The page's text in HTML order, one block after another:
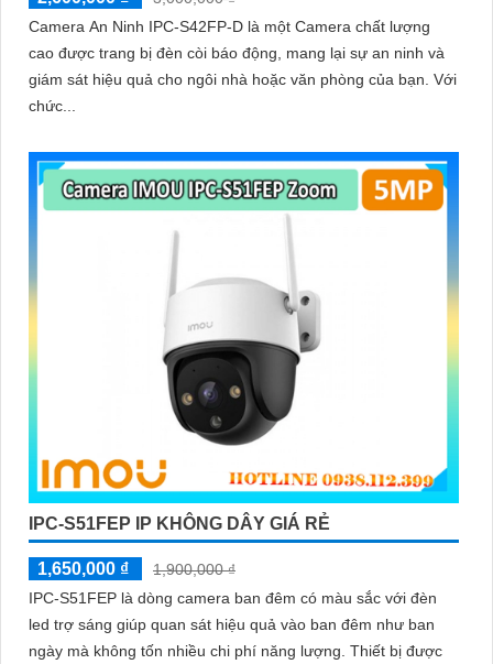
Camera An Ninh IPC-S42FP-D là một Camera chất lượng
cao được trang bị đèn còi báo động, mang lại sự an ninh và
giám sát hiệu quả cho ngôi nhà hoặc văn phòng của bạn. Với
chức...
IPC-S51FEP IP KHÔNG DÂY GIÁ RẺ
1,650,000 ₫
1,900,000 ₫
IPC-S51FEP là dòng camera ban đêm có màu sắc với đèn
led trợ sáng giúp quan sát hiệu quả vào ban đêm như ban
ngày mà không tốn nhiều chi phí năng lượng. Thiết bị được